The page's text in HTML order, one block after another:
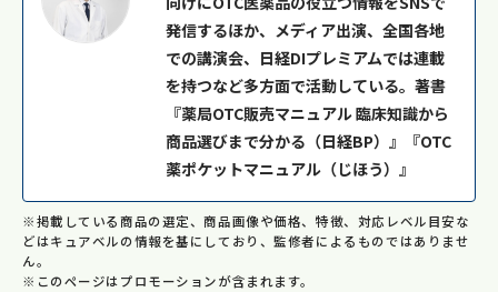
発信するほか、メディア出演、全国各地
での講演会、日経DIプレミアムでは連載
を持つなど多方面で活動している。著書
『薬局OTC販売マニュアル 臨床知識から
商品選びまで分かる（日経BP）』『OTC
薬ポケットマニュアル（じほう）』
※掲載している商品の選定、商品画像や価格、特徴、対応レベル目安な
どはキュアベルの情報を基にしており、監修者によるものではありませ
ん。
※このページはプロモーションが含まれます。